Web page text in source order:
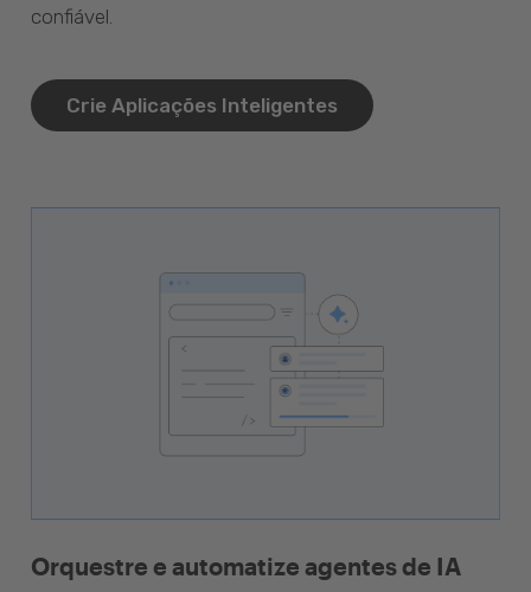
confiável.
Crie Aplicações Inteligentes
Orquestre e automatize agentes de IA